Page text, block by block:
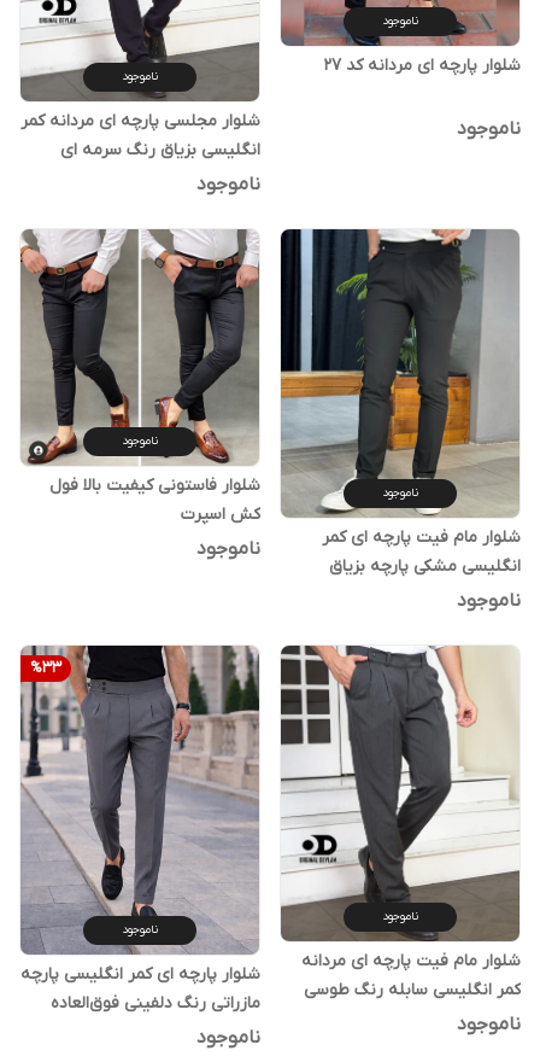
ناموجود
شلوار پارچه ای مردانه کد ۲۷
ناموجود
ناموجود
شلوار مجلسی پارچه ای مردانه کمر
انگلیسی بزیاق رنگ سرمه ای
ناموجود
ناموجود
شلوار مام فیت پارچه ای کمر
انگلیسی مشکی پارچه بزیاق
کیفیت استثنایی
ناموجود
ناموجود
شلوار فاستونی کیفیت بالا فول
کش اسپرت
ناموجود
ناموجود
شلوار مام فیت پارچه ای مردانه
کمر انگلیسی سابله رنگ طوسی
ناموجود
%33
ناموجود
شلوار پارچه ای کمر انگلیسی پارچه
مازراتی رنگ دلفینی فوق‌العاده
شیک
ناموجود